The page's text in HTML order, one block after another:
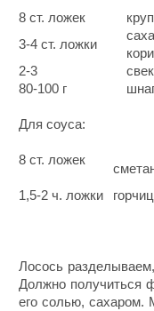
8 ст. ложек
3-4 ст. ложки
2-3
80-100 г
Для соуса:
8 ст. ложек
1,5-2 ч. ложки
Лосось
Должно получиться
его солью, сахаром.